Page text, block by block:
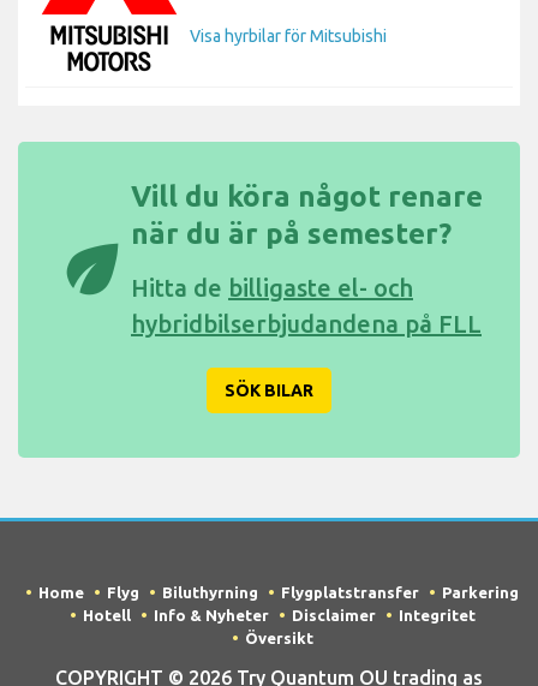
Visa hyrbilar för Mitsubishi
eco
Vill du köra något renare
när du är på semester?
Hitta de billigaste el- och
hybridbilserbjudandena på FLL
SÖK BILAR
Home Flyg Biluthyrning Flygplatstransfer
Parkering
Hotell
Info & Nyheter Disclaimer
Integritet
Översikt
COPYRIGHT © 2026 Try Quantum OU trading as